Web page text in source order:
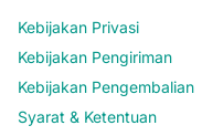
Kebijakan Privasi
Kebijakan Pengiriman
Kebijakan Pengembalian
Syarat & Ketentuan